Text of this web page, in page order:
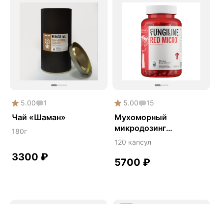
Энергия и выносливость
5.00 1
Чай «Шаман»
180г
3300 ₽
5.00 15
Мухоморный
микродозинг
RedMicro®
120 капсул
5700 ₽